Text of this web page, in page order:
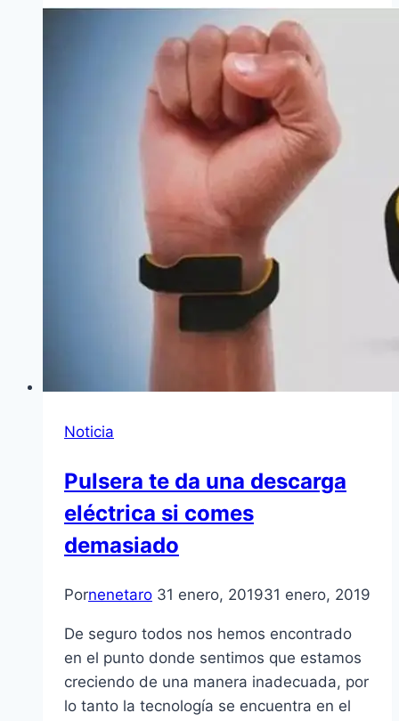
Noticia
Pulsera te da una descarga
eléctrica si comes
demasiado
Pornenetaro 31 enero, 201931 enero, 2019
De seguro todos nos hemos encontrado
en el punto donde sentimos que estamos
creciendo de una manera inadecuada, por
lo tanto la tecnología se encuentra en el